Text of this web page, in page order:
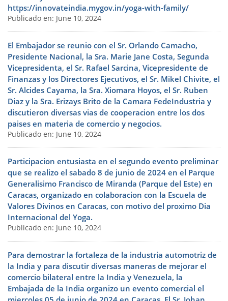
https://innovateindia.mygov.in/yoga-with-family/
Publicado en: June 10, 2024
El Embajador se reunio con el Sr. Orlando Camacho,
Presidente Nacional, la Sra. Marie Jane Costa, Segunda
Vicepresidenta, el Sr. Rafael Sarcina, Vicepresidente de
Finanzas y los Directores Ejecutivos, el Sr. Mikel Chivite, el
Sr. Alcides Cayama, la Sra. Xiomara Hoyos, el Sr. Ruben
Diaz y la Sra. Erizays Brito de la Camara FedeIndustria y
discutieron diversas vias de cooperacion entre los dos
paises en materia de comercio y negocios.
Publicado en: June 10, 2024
Participacion entusiasta en el segundo evento preliminar
que se realizo el sabado 8 de junio de 2024 en el Parque
Generalisimo Francisco de Miranda (Parque del Este) en
Caracas, organizado en colaboracion con la Escuela de
Valores Divinos en Caracas, con motivo del proximo Dia
Internacional del Yoga.
Publicado en: June 10, 2024
Para demostrar la fortaleza de la industria automotriz de
la India y para discutir diversas maneras de mejorar el
comercio bilateral entre la India y Venezuela, la
Embajada de la India organizo un evento comercial el